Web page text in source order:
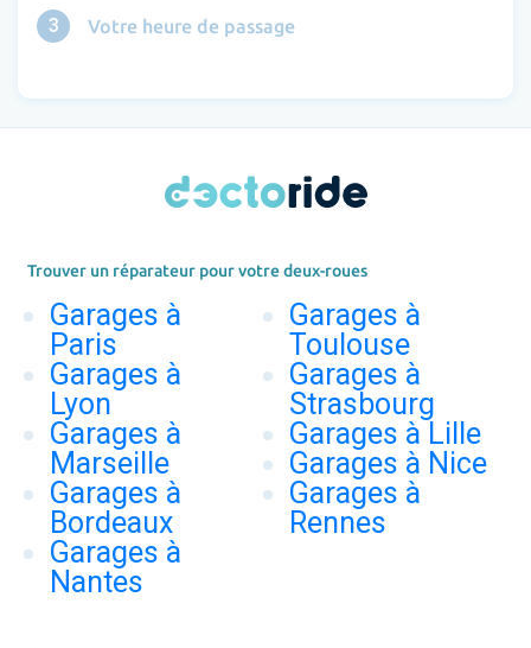
3 Votre heure de passage
Trouver un réparateur pour votre deux-roues
Garages à
Paris
Garages à
Lyon
Garages à
Marseille
Garages à
Bordeaux
Garages à
Nantes
Garages à
Toulouse
Garages à
Strasbourg
Garages à Lille
Garages à Nice
Garages à
Rennes